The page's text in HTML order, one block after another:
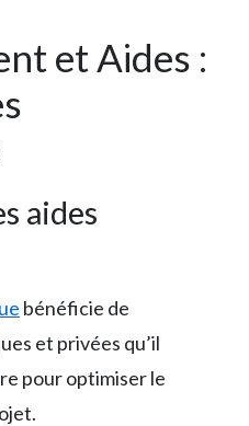
et Aides :
aides
bénéficie de
et privées qu’il
pour optimiser le